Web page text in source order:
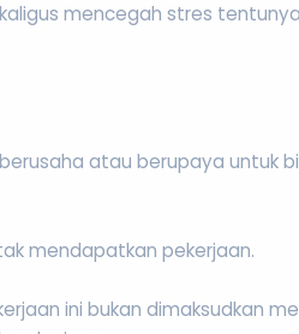
mencegah stres
atau berupaya untuk
mendapatkan pekerjaan.
ini bukan dimaksudkan